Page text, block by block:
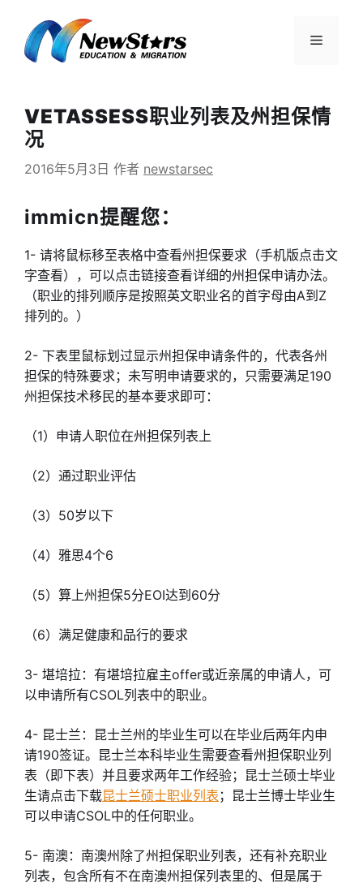
菜
VETASSESS职业列表及州担保情
况
2016年5月3日 作者 newstarsec
immicn提醒您：
1- 请将鼠标移至表格中查看州担保要求（手机版点击文
字查看），可以点击链接查看详细的州担保申请办法。
（职业的排列顺序是按照英文职业名的首字母由A到Z
排列的。）
2- 下表里鼠标划过显示州担保申请条件的，代表各州
担保的特殊要求；未写明申请要求的，只需要满足190
州担保技术移民的基本要求即可：
（1）申请人职位在州担保列表上
（2）通过职业评估
（3）50岁以下
（4）雅思4个6
（5）算上州担保5分EOI达到60分
（6）满足健康和品行的要求
3- 堪培拉：有堪培拉雇主offer或近亲属的申请人，可
以申请所有CSOL列表中的职业。
4- 昆士兰：昆士兰州的毕业生可以在毕业后两年内申
请190签证。昆士兰本科毕业生需要查看州担保职业列
表（即下表）并且要求两年工作经验；昆士兰硕士毕业
生请点击下载昆士兰硕士职业列表 ；昆士兰博士毕业生
可以申请CSOL中的任何职业。
5- 南澳：南澳州除了州担保职业列表，还有补充职业
列表，包含所有不在南澳州担保列表里的、但是属于